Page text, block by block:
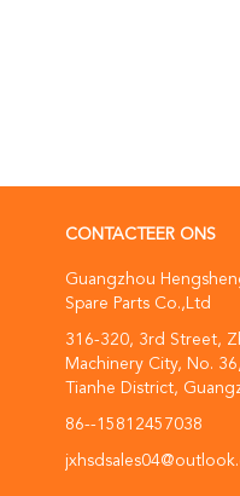
CONTACTEER ONS
Guangzhou
Spare Parts Co.,Ltd
316-320, 3rd Street,
Machinery City, No.
Tianhe District,
86--15812457038